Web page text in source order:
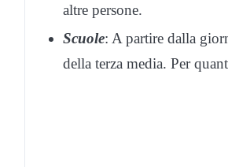
altre persone.
Scuole: A partire dalla
della terza media. Per